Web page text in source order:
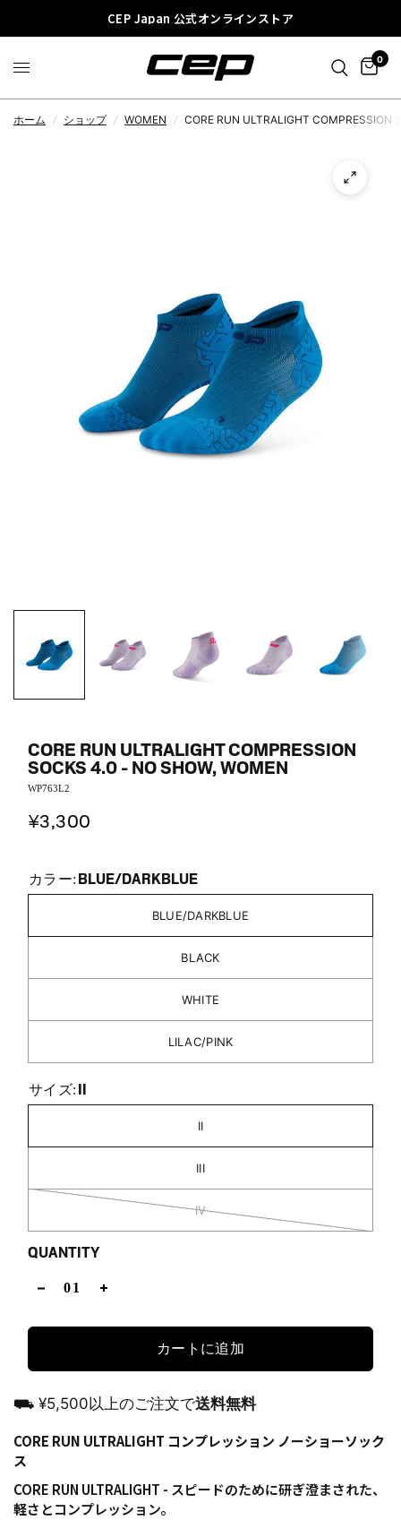
CEP Japan 公式オンラインストア
0
ホーム / ショップ / WOMEN / CORE RUN ULTRALIGHT COMPRESSION
CORE RUN ULTRALIGHT COMPRESSION
SOCKS 4.0 - NO SHOW, WOMEN
WP763L2
¥3,300
カラー: BLUE/DARKBLUE
BLUE/DARKBLUE
BLACK
WHITE
LILAC/PINK
サイズ: II
II
III
IV
QUANTITY
カートに追加
⛟ ¥5,500以上のご注文で送料無料
CORE RUN ULTRALIGHT コンプレッション ノーショーソック
ス
CORE RUN ULTRALIGHT - スピードのために研ぎ澄まされた、
軽さとコンプレッション。